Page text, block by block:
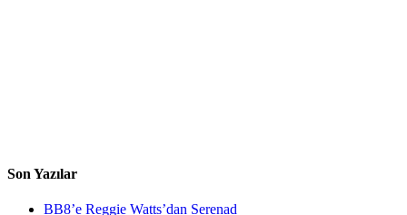
Son Yazılar
BB8’e Reggie Watts’dan Serenad